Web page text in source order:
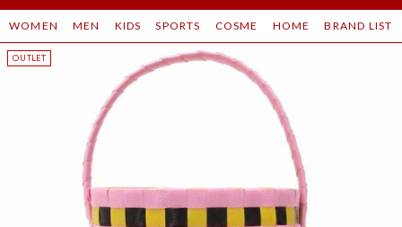
WOMEN MEN KIDS SPORTS COSME HOME BRAND LIST